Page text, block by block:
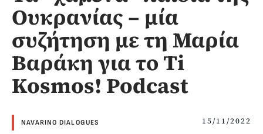
Ουκρανίας – μία
συζήτηση με τη Μαρία
Βαράκη για το Ti
Kosmos! Podcast
NAVARINO DIALOGUES 15/11/2022